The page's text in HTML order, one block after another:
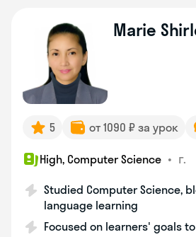
Marie
5 от 1090 ₽ за урок
High, Computer Science • г.
Studied Computer Science,
language learning
Focused on learners' goals